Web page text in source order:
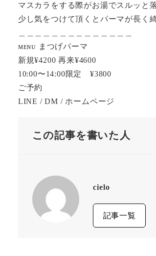
マスカラをする際がお湯でスルッと
少し気をつけて頂くとパーマが長く
ᴍᴇɴᴜ まつげパーマ
新規¥4200 再来¥4600
10:00〜14:00限定 ¥3800
ご予約
LINE / DM / ホームページ
この記事を書いた人
cielo
記事一覧